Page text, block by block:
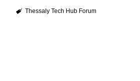
Thessaly Tech Hub Forum